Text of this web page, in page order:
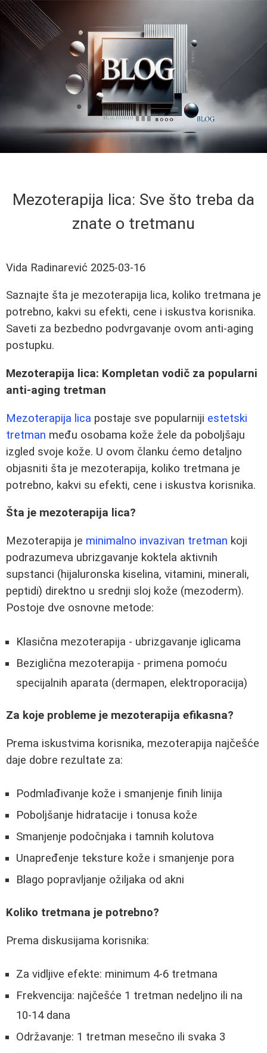
Mezoterapija lica: Sve što treba da
znate o tretmanu
Vida Radinarević 2025-03-16
Saznajte šta je mezoterapija lica, koliko tretmana je
potrebno, kakvi su efekti, cene i iskustva korisnika.
Saveti za bezbedno podvrgavanje ovom anti-aging
postupku.
Mezoterapija lica: Kompletan vodič za popularni
anti-aging tretman
Mezoterapija lica postaje sve popularniji estetski
tretman među osobama kože žele da poboljšaju
izgled svoje kože. U ovom članku ćemo detaljno
objasniti šta je mezoterapija, koliko tretmana je
potrebno, kakvi su efekti, cene i iskustva korisnika.
Šta je mezoterapija lica?
Mezoterapija je minimalno invazivan tretman koji
podrazumeva ubrizgavanje koktela aktivnih
supstanci (hijaluronska kiselina, vitamini, minerali,
peptidi) direktno u srednji sloj kože (mezoderm).
Postoje dve osnovne metode:
Klasična mezoterapija - ubrizgavanje iglicama
Beziglična mezoterapija - primena pomoću
specijalnih aparata (dermapen, elektroporacija)
Za koje probleme je mezoterapija efikasna?
Prema iskustvima korisnika, mezoterapija najčešće
daje dobre rezultate za:
Podmlađivanje kože i smanjenje finih linija
Poboljšanje hidratacije i tonusa kože
Smanjenje podočnjaka i tamnih kolutova
Unapređenje teksture kože i smanjenje pora
Blago popravljanje ožiljaka od akni
Koliko tretmana je potrebno?
Prema diskusijama korisnika:
Za vidljive efekte: minimum 4-6 tretmana
Frekvencija: najčešće 1 tretman nedeljno ili na
10-14 dana
Održavanje: 1 tretman mesečno ili svaka 3